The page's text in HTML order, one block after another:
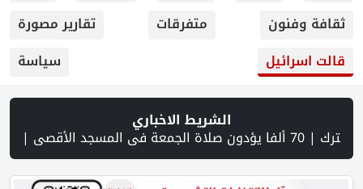
متفرقات
تقارير مصورة
الشريط الاخباري